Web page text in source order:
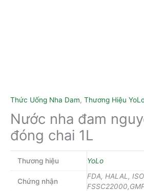
Thức Uống Nha Dam, Thương Hiệu
Nước nha đam
đóng chai 1L
Thương hiệu YoLo
Chứng nhận
FDA, HALAL,